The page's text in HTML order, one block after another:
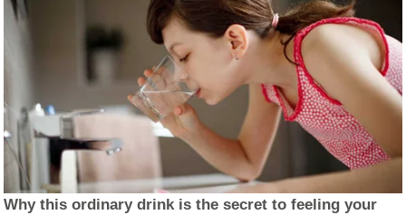
Why this ordinary drink is the secret to feeling your